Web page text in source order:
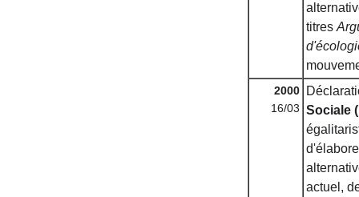
titres
2000
16/03 Sociale
actuel,